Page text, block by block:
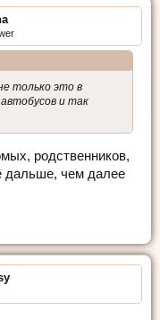
только это в
и так
родственников,
дальше, чем далее